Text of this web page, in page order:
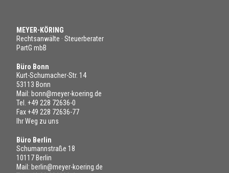
MEYER-KÖRING
Rechtsanwälte · Steuerberater
PartG mbB
Büro Bonn
Kurt-Schumacher-Str. 14
53113 Bonn
Mail: bonn@meyer-koering.de
Tel. +49 228 72636-0
Fax +49 228 72636-77
Ihr Weg zu uns
Büro Berlin
Schumannstraße 18
10117 Berlin
Mail: berlin@meyer-koering.de